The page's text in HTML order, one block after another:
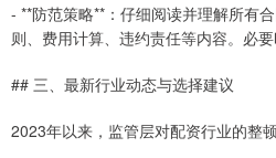
- **防范策略**：仔细阅读并理解所有
则、费用计算、违约责任等内容。必要
## 三、最新行业动态与选择建议
2023年以来，监管层对配资行业的整